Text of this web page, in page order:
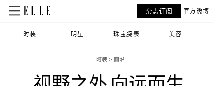
时装 明星 珠宝腕表 美容
杂志订阅 官方微博
时装 前沿